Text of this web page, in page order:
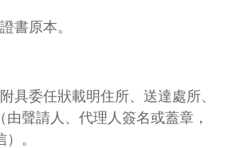
書原本。
具委任狀載明住所、送達處所、
由聲請人、代理人簽名或蓋章，
）。